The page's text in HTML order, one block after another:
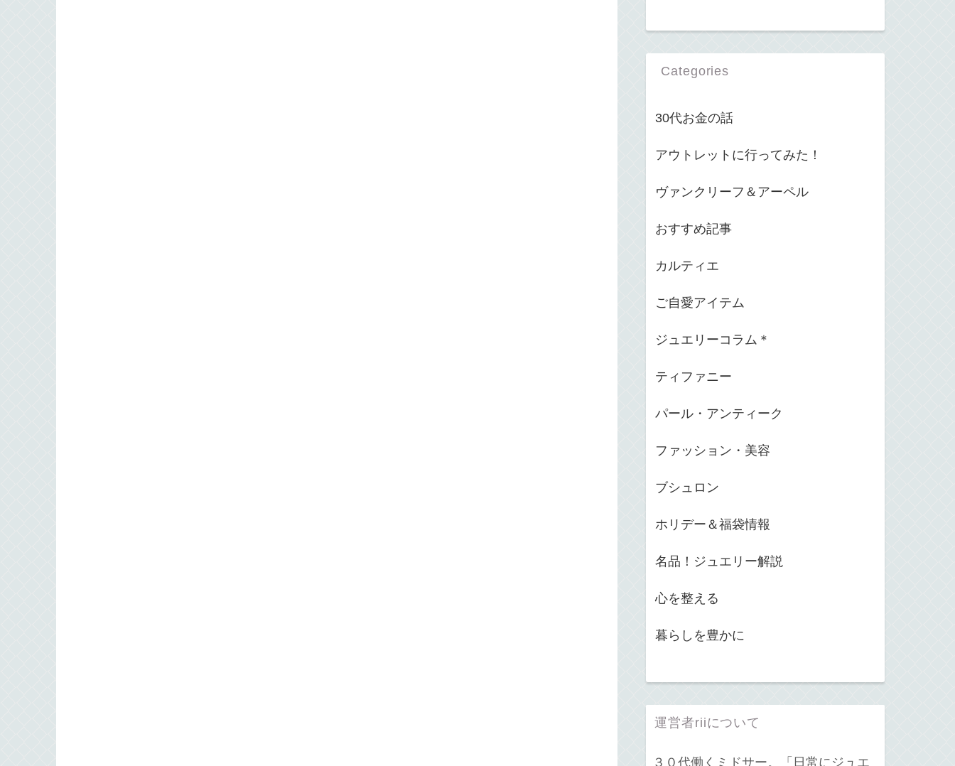
Categories
30代お金の話
アウトレットに行ってみた！
ヴァンクリーフ＆アーペル
おすすめ記事
カルティエ
ご自愛アイテム
ジュエリーコラム＊
ティファニー
パール・アンティーク
ファッション・美容
ブシュロン
ホリデー＆福袋情報
名品！ジュエリー解説
心を整える
暮らしを豊かに
運営者riiについて
３０代働くミドサー。「日常にジュエ